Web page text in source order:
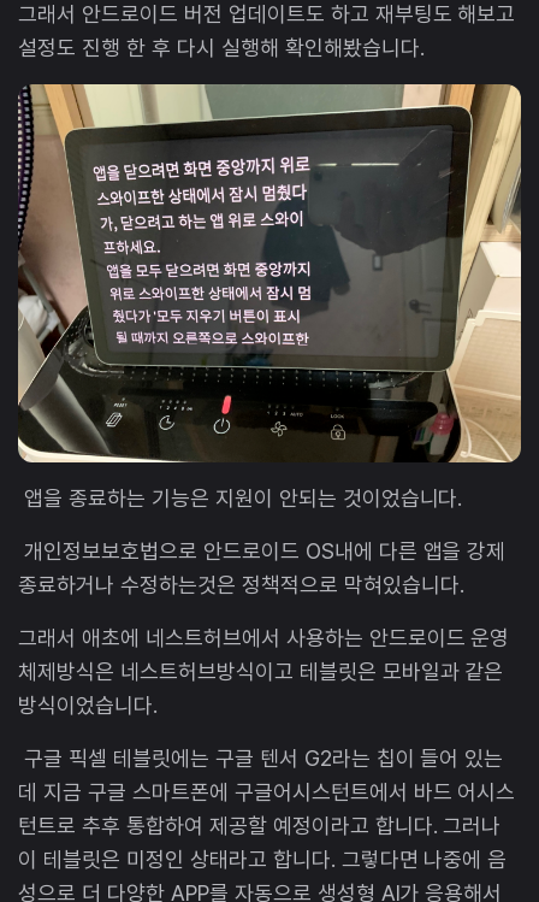
그래서 안드로이드 버전 업데이트도 하고 재부팅도 해보고
설정도 진행 한 후 다시 실행해 확인해봤습니다.
앱을 종료하는 기능은 지원이 안되는 것이었습니다.
개인정보보호법으로 안드로이드 OS내에 다른 앱을 강제
종료하거나 수정하는것은 정책적으로 막혀있습니다.
그래서 애초에 네스트허브에서 사용하는 안드로이드 운영
체제방식은 네스트허브방식이고 테블릿은 모바일과 같은
방식이었습니다.
구글 픽셀 테블릿에는 구글 텐서 G2라는 칩이 들어 있는
데 지금 구글 스마트폰에 구글어시스턴트에서 바드 어시스
턴트로 추후 통합하여 제공할 예정이라고 합니다. 그러나
이 테블릿은 미정인 상태라고 합니다. 그렇다면 나중에 음
성으로 더 다양한 APP를 자동으로 생성형 AI가 응용해서